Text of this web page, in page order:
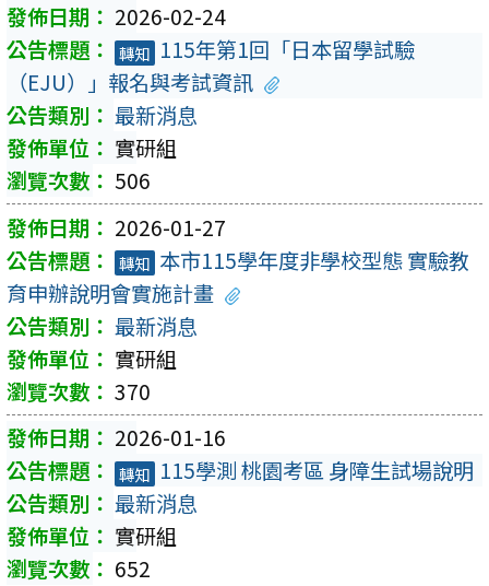
2026-02-24
轉知 115年第1回「日本留學試驗
（EJU）」報名與考試資訊
最新消息
實研組
506
2026-01-27
轉知 本市115學年度非學校型態 實驗教
育申辦說明會實施計畫
最新消息
實研組
370
2026-01-16
轉知 115學測 桃園考區 身障生試場說明
最新消息
實研組
652